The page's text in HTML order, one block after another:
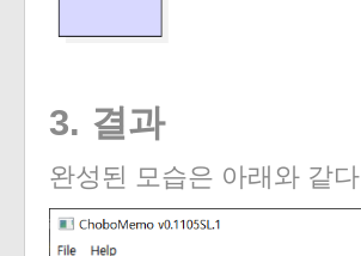
3. 결과
완성된 모습은 아래와 같다